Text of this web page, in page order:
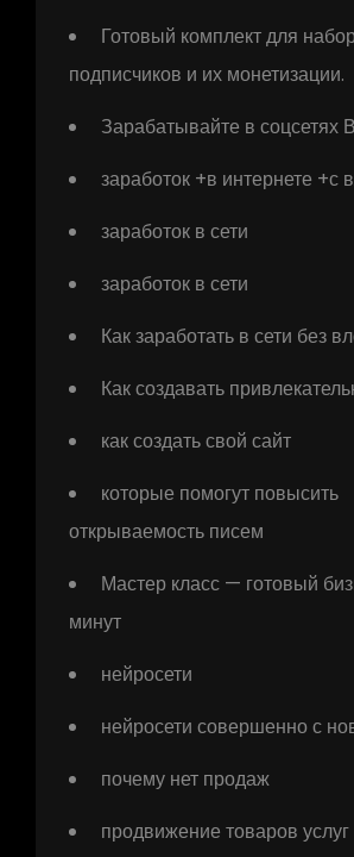
Готовый комплект для
подписчиков и их монетизации.
Зарабатывайте в соцсетях
заработок +в интернете +с
заработок в сети
заработок в сети
Как заработать в сети без
Как создавать
как создать свой сайт
которые помогут повысить
открываемость писем
Мастер класс — готовый
минут
нейросети
нейросети совершенно с
почему нет продаж
продвижение товаров услуг